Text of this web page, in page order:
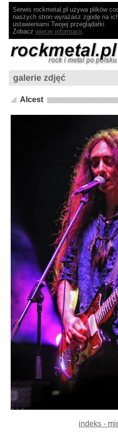
Serwis rockmetal.pl używa plików
naszych stron wyrażasz zgodę na
ustawieniami Twojej przeglądarki.
Zobacz więcej informacji.
galerie zdjęć
Alcest
indeks -